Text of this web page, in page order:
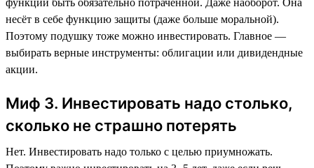
несёт в себе функцию защиты (даже больше моральной).
Поэтому подушку тоже можно инвестировать. Главное —
выбирать верные инструменты: облигации или дивидендные
акции.
Миф 3. Инвестировать надо столько,
сколько не страшно потерять
Нет. Инвестировать надо только с целью приумножать.